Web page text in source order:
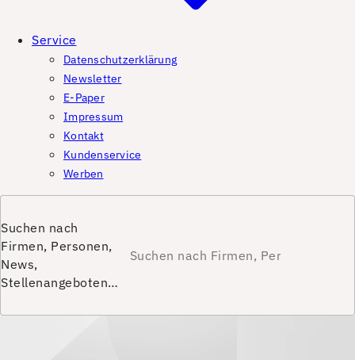
Service
Datenschutzerklärung
Newsletter
E-Paper
Impressum
Kontakt
Kundenservice
Werben
Suchen nach
Firmen, Personen,
News,
Stellenangeboten…